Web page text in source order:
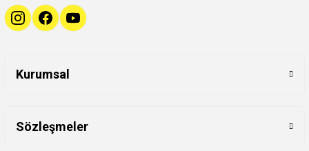
Kurumsal
Sözleşmeler